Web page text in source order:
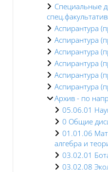
Специальные
Аспирантура
Аспирантура
Аспирантура
Аспирантура
Аспирантура
Аспирантура
Архив - по
05.06.01
0 Общие
01.01.06
алгебра и
03.02.01
03.02.08